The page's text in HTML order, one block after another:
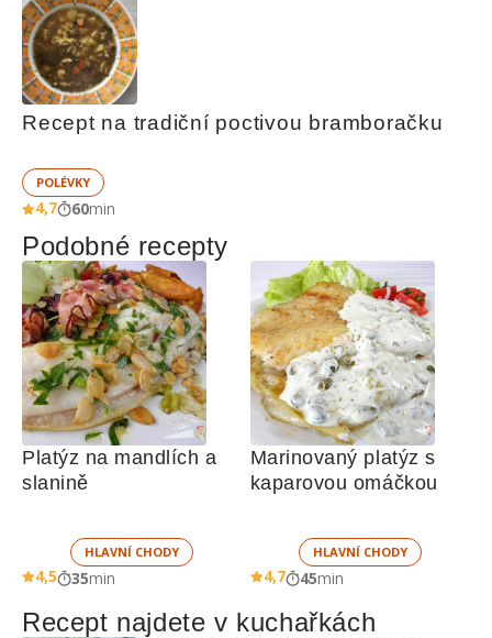
Recept na tradiční poctivou bramboračku
POLÉVKY
4,7 60min
Podobné recepty
Platýz na mandlích a
slanině
HLAVNÍ CHODY
4,5 35min
Marinovaný platýz s
kaparovou omáčkou
HLAVNÍ CHODY
4,7 45min
Recept najdete v kuchařkách